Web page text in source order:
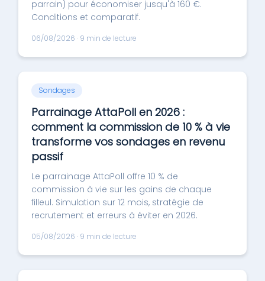
parrain) pour économiser jusqu'à 160 €.
Conditions et comparatif.
06/08/2026 · 9 min de lecture
Sondages
Parrainage AttaPoll en 2026 :
comment la commission de 10 % à vie
transforme vos sondages en revenu
passif
Le parrainage AttaPoll offre 10 % de
commission à vie sur les gains de chaque
filleul. Simulation sur 12 mois, stratégie de
recrutement et erreurs à éviter en 2026.
05/08/2026 · 9 min de lecture